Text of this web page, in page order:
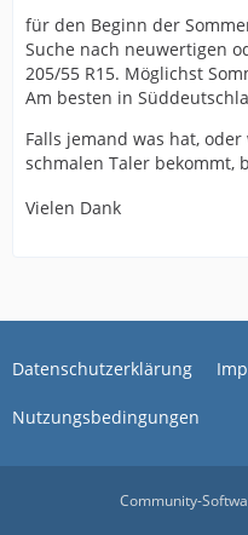
für den Beginn der
Suche nach neuwertigen
205/55 R15. Möglichst
Am besten in
Falls jemand was hat,
schmalen Taler bekommt,
Vielen Dank
Datenschutzerklärung
Nutzungsbedingungen
Community-